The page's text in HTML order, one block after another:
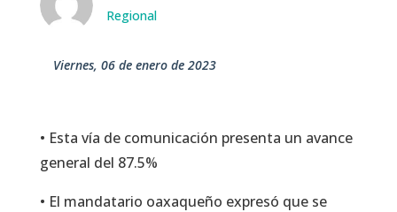
Regional
viernes, 06 de enero de 2023
• Esta vía de comunicación presenta un avance
general del 87.5%
• El mandatario oaxaqueño expresó que se